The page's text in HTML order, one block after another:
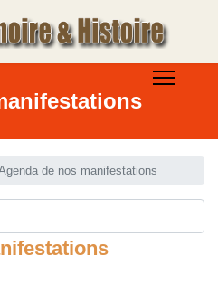
de nos manifestations